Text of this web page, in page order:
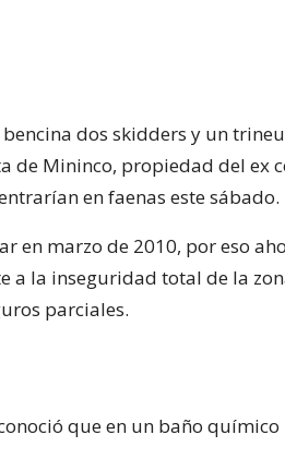
dos skidders y un
de Mininco, propiedad del ex
en faenas este sábado.
en marzo de 2010, por eso
a la inseguridad total de la
parciales.
que en un baño químico